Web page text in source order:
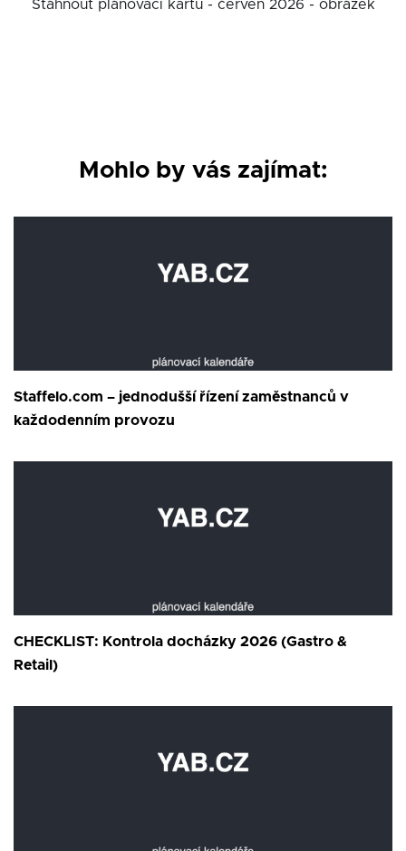
Stáhnout plánovací kartu - červen 2026 - obrázek
Mohlo by vás zajímat:
Staffelo.com – jednodušší řízení zaměstnanců v
každodenním provozu
CHECKLIST: Kontrola docházky 2026 (Gastro &
Retail)